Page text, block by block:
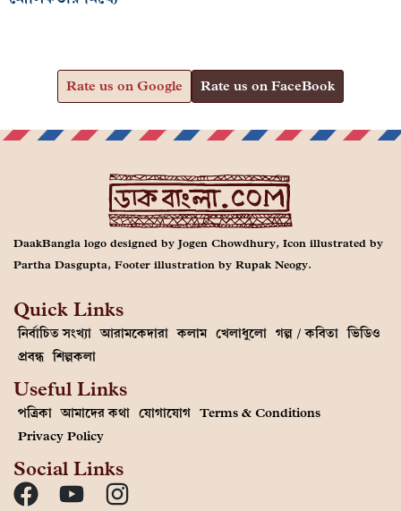
Rate us on Google Rate us on FaceBook
DaakBangla logo designed by Jogen Chowdhury, Icon illustrated by
Partha Dasgupta, Footer illustration by Rupak Neogy.
Quick Links
নির্বাচিত সংখ্যা আরামকেদারা কলাম খেলাধুলো গল্প / কবিতা ভিডিও
প্রবন্ধ শিল্পকলা
Useful Links
পত্রিকা আমাদের কথা যোগাযোগ Terms & Conditions
Privacy Policy
Social Links